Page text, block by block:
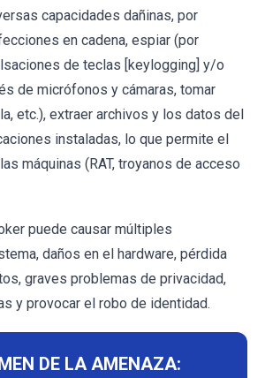
capacidades dañinas, por
en cadena, espiar (por
de teclas [keylogging] y/o
de micrófonos y cámaras, tomar
etc.), extraer archivos y los datos del
instaladas, lo que permite el
máquinas (RAT, troyanos de acceso
puede causar múltiples
daños en el hardware, pérdida
graves problemas de privacidad,
y provocar el robo de identidad.
DE LA AMENAZA: